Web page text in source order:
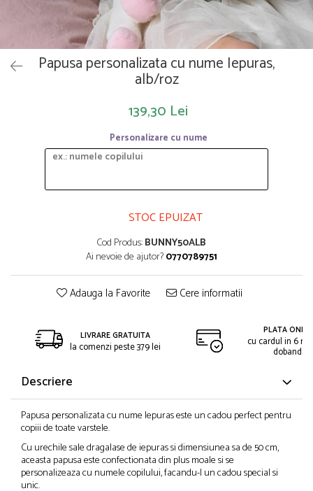
Papusi si accesorii
Trotinete
Trenulete si masinute
Unelte si bancuri de lucru
Papusa personalizata cu nume Iepuras,
alb/roz
139,30 Lei
Personalizare cu nume
STOC EPUIZAT
Cod Produs:BUNNY50ALB
Ai nevoie de ajutor?0770789751
Adauga la Favorite Cere informatii
LIVRARE GRATUITA
la comenzi peste 379 lei
PLATA
cu cardul in 6
dobanda
Descriere
Papusa personalizata cu nume Iepuras este un cadou perfect pentru
copiii de toate varstele.
Cu urechile sale dragalase de iepuras si dimensiunea sa de 50 cm,
aceasta papusa este confectionata din plus moale si se
personalizeaza cu numele copilului, facandu-l un cadou special si
unic.